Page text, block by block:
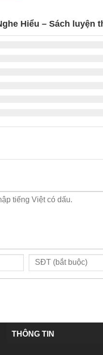
Hiểu – Sách luyện
THÔNG TIN